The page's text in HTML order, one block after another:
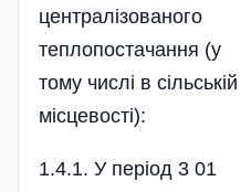
централізованого
теплопостачання (у
тому числі в сільській
місцевості):
1.4.1. У період 3 01